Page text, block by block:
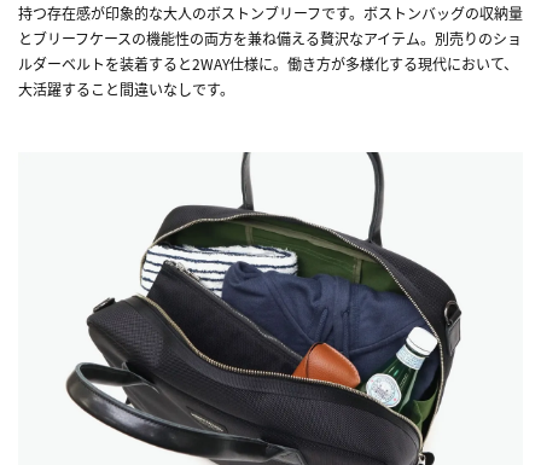
持つ存在感が印象的な大人のボストンブリーフです。ボストンバッグの収納量
とブリーフケースの機能性の両方を兼ね備える贅沢なアイテム。別売りのショ
ルダーベルトを装着すると2WAY仕様に。働き方が多様化する現代において、
大活躍すること間違いなしです。